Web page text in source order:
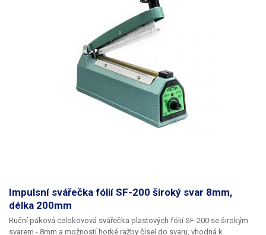
Impulsní svářečka fólií SF-200 široký svar 8mm,
délka 200mm
Ruční páková celokovová svářečka plastových fólií SF-200 se širokým
svarem - 8mm a možností horké ražby čísel do svaru, vhodná k